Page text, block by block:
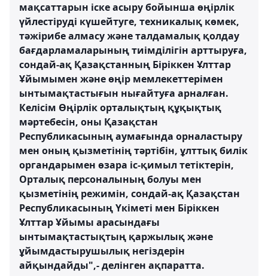
мақсаттарын іске асыру бойынша өңірлік
үйлестіруді күшейтуге, техникалық көмек,
тәжірибе алмасу және талдамалық қолдау
бағдарламаларының тиімділігін арттыруға,
сондай-ақ Қазақстанның Біріккен Ұлттар
Ұйымымен және өңір мемлекеттерімен
ынтымақтастығын нығайтуға арналған.
Келісім Өңірлік орталықтың құқықтық
мәртебесін, оны Қазақстан
Республикасының аумағында орналастыру
мен оның қызметінің тәртібін, ұлттық билік
органдарымен өзара іс-қимыл тетіктерін,
Орталық персоналының болуы мен
қызметінің режимін, сондай-ақ Қазақстан
Республикасының Үкіметі мен Біріккен
Ұлттар Ұйымы арасындағы
ынтымақтастықтың қаржылық және
ұйымдастырушылық негіздерін
айқындайды",- делінген ақпаратта.